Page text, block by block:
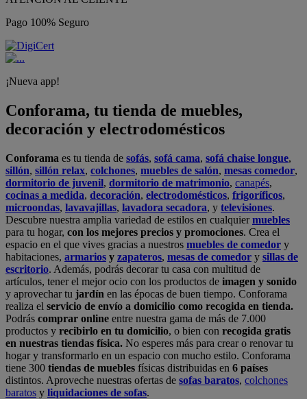
Pago 100% Seguro
¡Nueva app!
Conforama, tu tienda de muebles,
decoración y electrodomésticos
Conforama es tu tienda de sofás, sofá cama, sofá chaise longue,
sillón, sillón relax, colchones, muebles de salón, mesas comedor,
dormitorio de juvenil, dormitorio de matrimonio, canapés,
cocinas a medida, decoración, electrodomésticos, frigoríficos,
microondas, lavavajillas, lavadora secadora, y televisiones.
Descubre nuestra amplia variedad de estilos en cualquiermuebles
para tu hogar, con los mejores precios y promociones. Crea el
espacio en el que vives gracias a nuestros muebles de comedor y
habitaciones, armarios y zapateros, mesas de comedor y sillas de
escritorio. Además, podrás decorar tu casa con multitud de
artículos, tener el mejor ocio con los productos de imagen y sonido
y aprovechar tu jardín en las épocas de buen tiempo. Conforama
realiza el servicio de envío a domicilio como recogida en tienda.
Podrás comprar online entre nuestra gama de más de 7.000
productos y recibirlo en tu domicilio, o bien con recogida gratis
en nuestras tiendas física. No esperes más para crear o renovar tu
hogar y transformarlo en un espacio con mucho estilo. Conforama
tiene 300 tiendas de muebles físicas distribuidas en 6 países
distintos. Aproveche nuestras ofertas de sofas baratos, colchones
baratos y liquidaciones de sofas.